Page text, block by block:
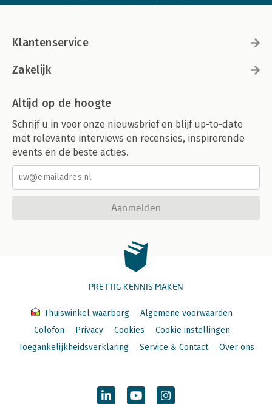
Klantenservice
Zakelijk
Altijd op de hoogte
Schrijf u in voor onze nieuwsbrief en blijf up-to-date
met relevante interviews en recensies, inspirerende
events en de beste acties.
Aanmelden
PRETTIG KENNIS MAKEN
Thuiswinkel waarborg
Algemene voorwaarden
Colofon
Privacy Cookies
Cookie instellingen
Toegankelijkheidsverklaring
Service & Contact Over ons